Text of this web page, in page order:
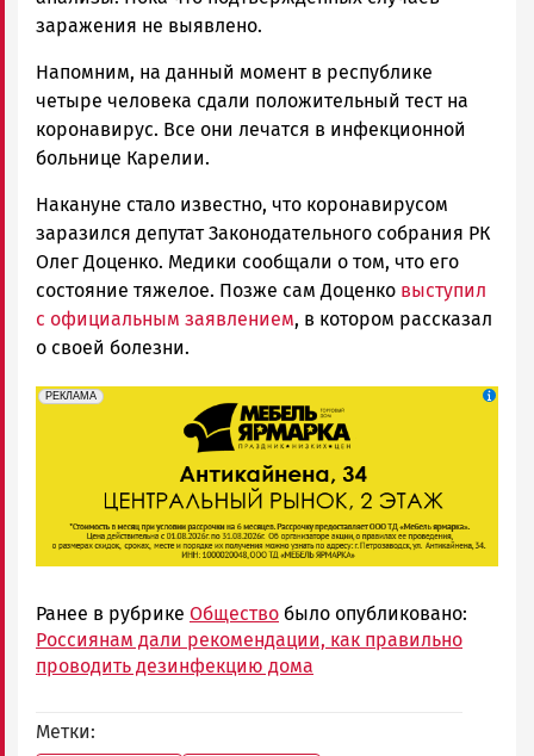
заражения не выявлено.
Напомним, на данный момент в республике
четыре человека сдали положительный тест на
коронавирус. Все они лечатся в инфекционной
больнице Карелии.
Накануне стало известно, что коронавирусом
заразился депутат Законодательного собрания РК
Олег Доценко. Медики сообщали о том, что его
состояние тяжелое. Позже сам Доценко выступил
с официальным заявлением, в котором рассказал
о своей болезни.
erid: 2SDnjeFymr3
РЕКЛАМА
Реклама
Ранее в рубрике Общество было опубликовано:
Россиянам дали рекомендации, как правильно
проводить дезинфекцию дома
Метки